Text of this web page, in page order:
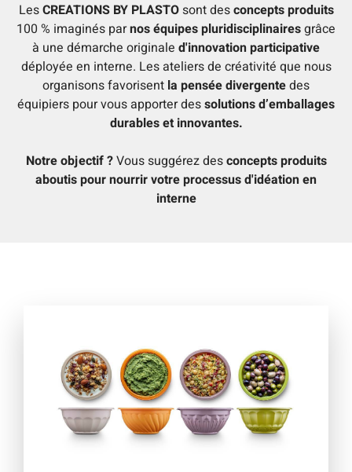
LesCREATIONS BY PLASTOsont desconcepts produits
100 % imaginés parnos équipes pluridisciplinairesgrâce
à une démarche originale d'innovation participative
déployée en interne. Les ateliers de créativité que nous
organisons favorisent la pensée divergentedes
équipiers pour vous apporter dessolutions d’emballages
durables et innovantes.
Notre objectif ?Vous suggérez desconcepts produits
aboutis pour nourrir votre processus d'idéation en
interne